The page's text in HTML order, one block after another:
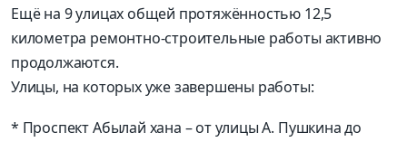
Ещё на 9 улицах общей протяжённостью 12,5
километра ремонтно-строительные работы активно
продолжаются.
Улицы, на которых уже завершены работы:
* Проспект Абылай хана – от улицы А. Пушкина до